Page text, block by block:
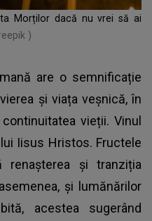
Morților dacă nu vrei să ai
)
are o semnificație
și viața veșnică, în
vieții. Vinul
Iisus Hristos. Fructele
renașterea și tranziția
și lumănărilor
acestea sugerând